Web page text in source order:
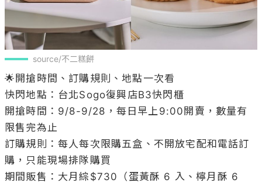
source/不二糕餅
🌟開搶時間、訂購規則、地點一次看
快閃地點：台北Sogo復興店B3快閃櫃
開搶時間：9/8-9/28，每日早上9:00開賣，數量有
限售完為止
訂購規則：每人每次限購五盒、不開放宅配和電話訂
購，只能現場排隊購買
期間販售：大月綜$730（蛋黃酥 6 入、檸月酥 6